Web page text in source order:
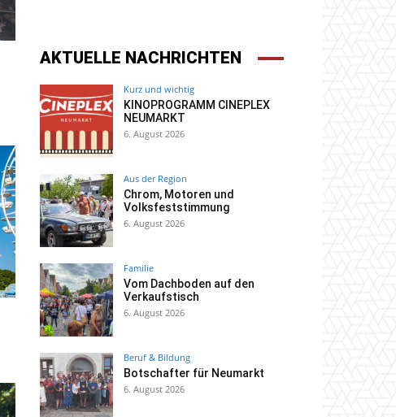
AKTUELLE NACHRICHTEN
Kurz und wichtig
KINOPROGRAMM CINEPLEX
NEUMARKT
6. August 2026
Aus der Region
Chrom, Motoren und
Volksfeststimmung
6. August 2026
Familie
Vom Dachboden auf den
Verkaufstisch
6. August 2026
Beruf & Bildung
Botschafter für Neumarkt
6. August 2026